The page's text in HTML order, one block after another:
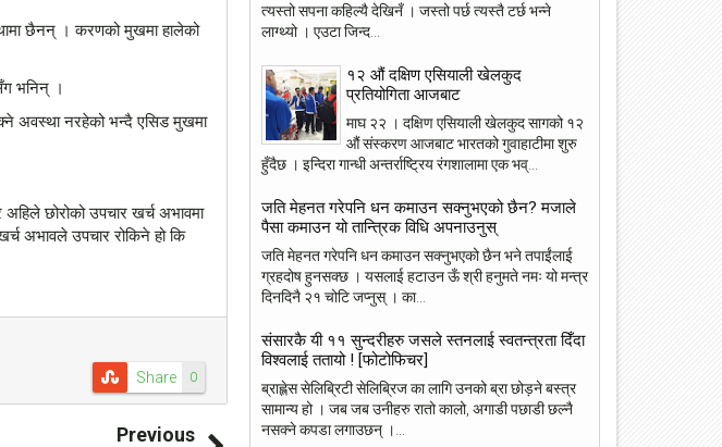
छैनन् । करणको मुखमा हालेको
भनिन् ।
अवस्था नरहेको भन्दै एसिड मुखमा
छोरोको उपचार खर्च अभावमा
अभावले उपचार रोकिने हो कि
0
Share
Previous
त्यस्तो सपना कहिल्यै देखिनँ । जस्तो पर्छ त्यस्तै टर्छ भन्ने
लाग्थ्यो । एउटा जिन्द...
१२ औं दक्षिण एसियाली खेलकुद
प्रतियोगिता आजबाट
माघ २२ । दक्षिण एसियाली खेलकुद सागको १२
औं संस्करण आजबाट भारतको गुवाहाटीमा शुरु
हुँदैछ । इन्दिरा गान्धी अन्तर्राष्ट्रिय रंगशालामा एक भव्...
जति मेहनत गरेपनि धन कमाउन सक्नुभएको छैन? मजाले
पैसा कमाउन यो तान्त्रिक विधि अपनाउनुस्
जति मेहनत गरेपनि धन कमाउन सक्नुभएको छैन भने तपाईंलाई
ग्रहदोष हुनसक्छ । यसलाई हटाउन ऊँ श्री हनुमते नमः यो मन्त्र
दिनदिनै २१ चोटि जप्नुस् । का...
संसारकै यी ११ सुन्दरीहरु जसले स्तनलाई स्वतन्त्रता दिँदा
विश्वलाई ततायो ! [फोटोफिचर]
ब्राह्लेस सेलिब्रिटी सेलिब्रिज का लागि उनको ब्रा छोड़ने बस्त्र
सामान्य हो । जब जब उनीहरु रातो कालो, अगाडी पछाडी छल्नै
नसक्ने कपडा लगाउछन् ।...